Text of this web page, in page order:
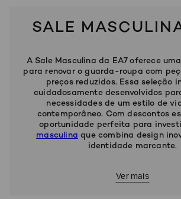
00SALE
A Sale Masculina da EA7 oferece
para renovar o guarda-roupa com
preços reduzidos. Essa seleção
cuidadosamente desenvolvidos
necessidades de um estilo de
contemporâneo. Com descontos
oportunidade perfeita para
masculina que combina design
identidade marcante.
Ver mais